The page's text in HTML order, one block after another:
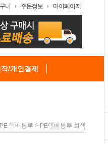
니 주문정보 마이페이지
/개인결제
택배봉투 > PE택배봉투 회색